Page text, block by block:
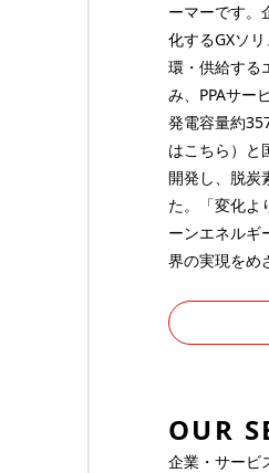
ーマーです。
化するGXソ
環・供給する
み、PPAサー
発電容量約
はこちら ）と
開発し、脱炭
た。「変化よ
ーンエネルギ
界の実現をめ
OUR
企業・サービ